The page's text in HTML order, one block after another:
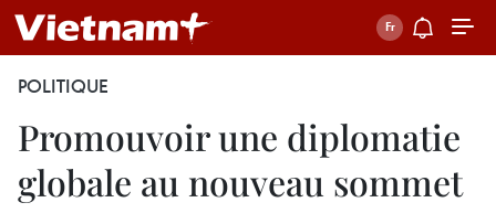
POLITIQUE
Promouvoir une diplomatie
globale au nouveau sommet